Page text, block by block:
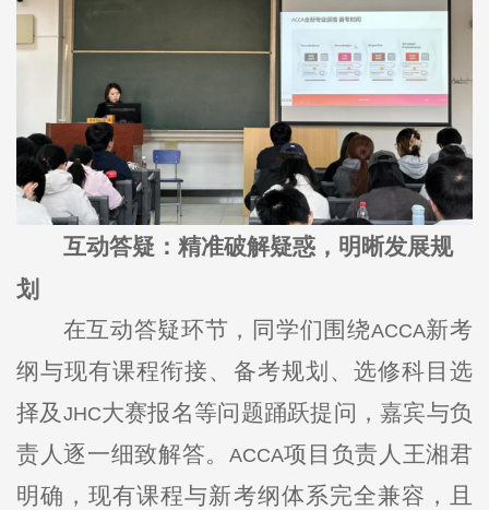
互动答疑：精准破解疑惑，明晰发展规
划
在互动答疑环节，同学们围绕ACCA新考
纲与现有课程衔接、备考规划、选修科目选
择及 JHC大赛报名等问题踊跃提问，嘉宾与负
责人逐一细致解答。
ACCA项目负责人王湘君
明确，现有课程与新考纲体系完全兼容，且